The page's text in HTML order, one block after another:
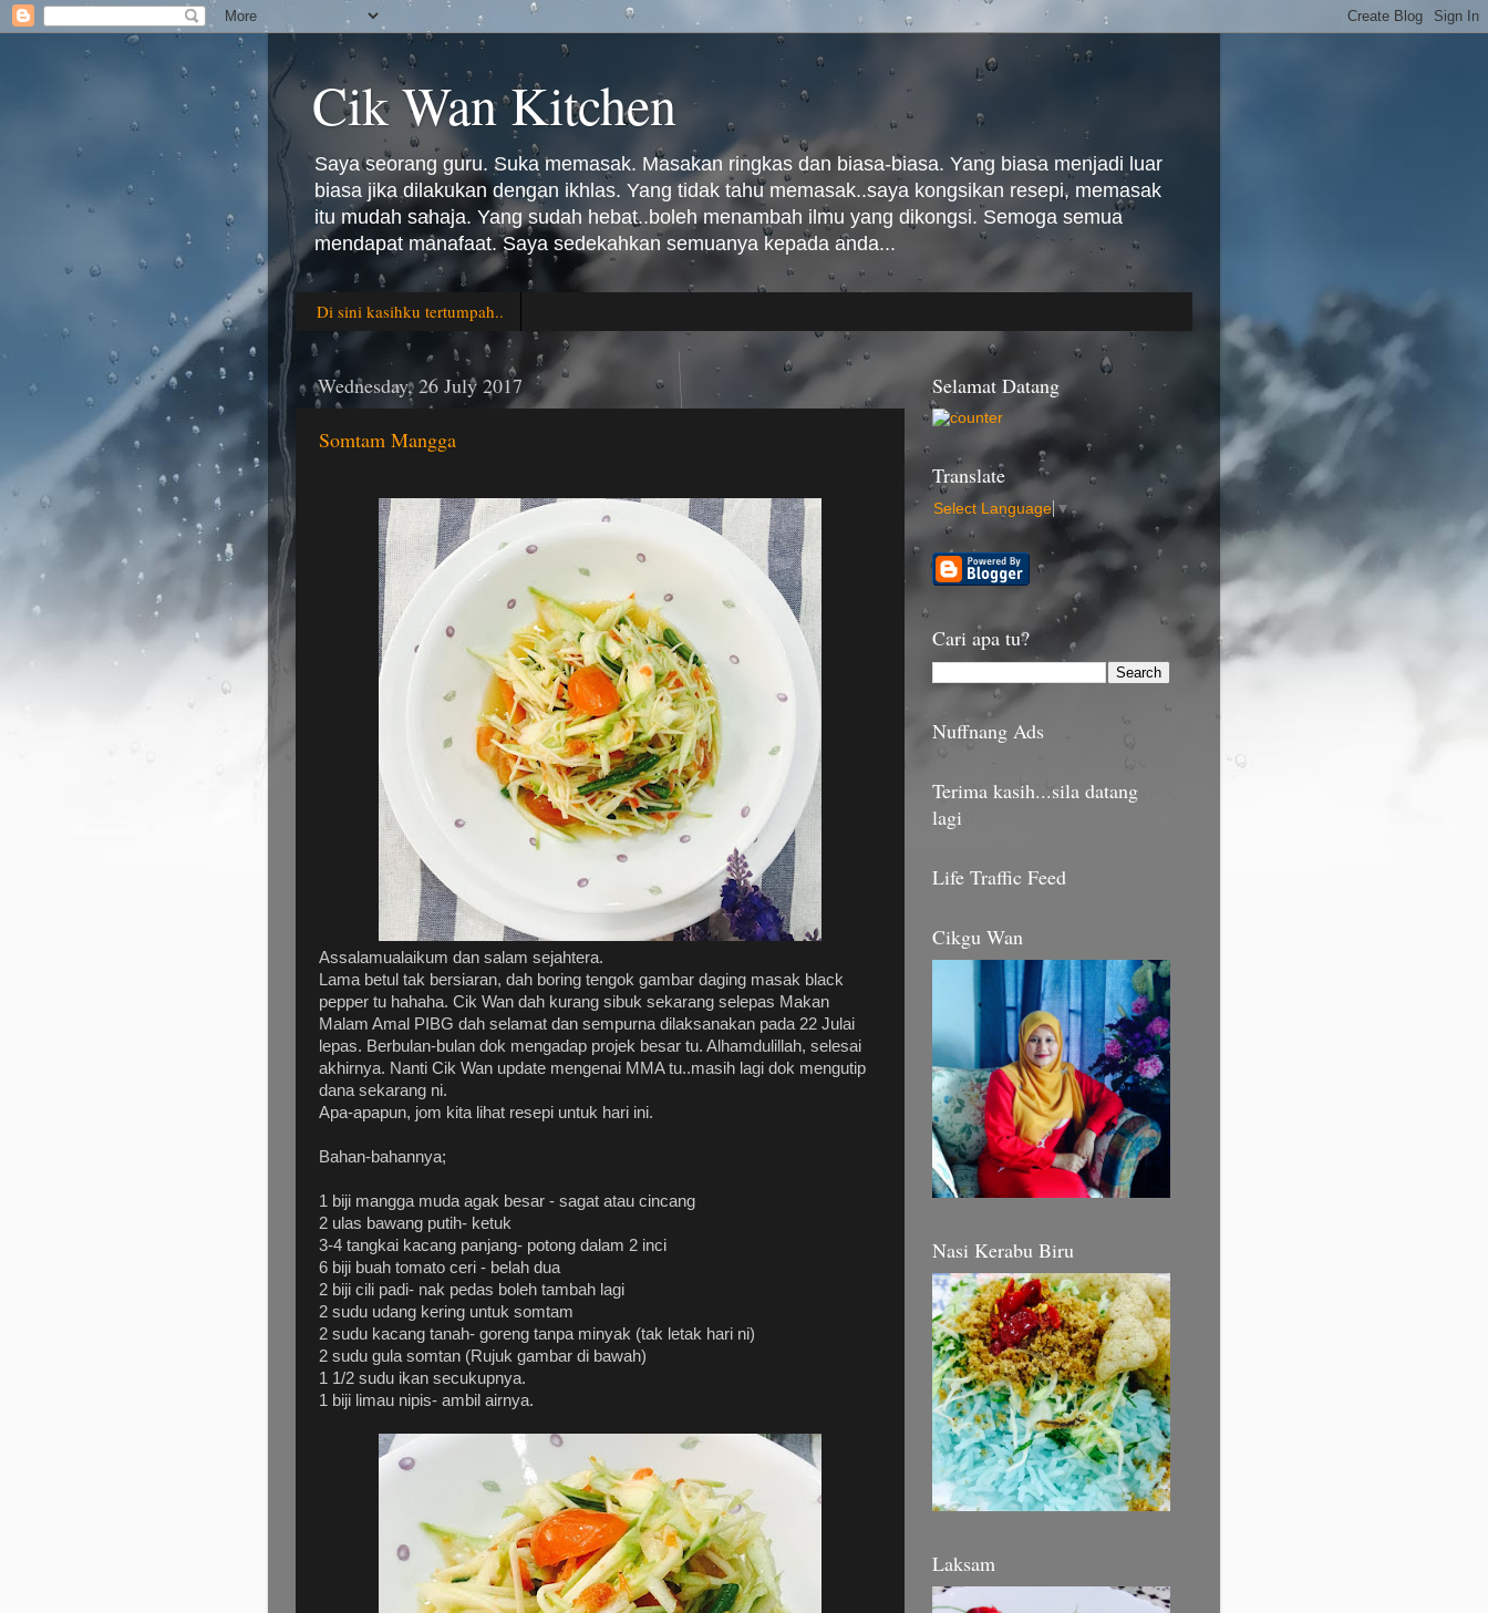
Cik Wan Kitchen
Saya seorang guru. Suka memasak. Masakan ringkas dan biasa-biasa. Yang biasa menjadi luar
biasa jika dilakukan dengan ikhlas. Yang tidak tahu memasak..saya kongsikan resepi, memasak
itu mudah sahaja. Yang sudah hebat..boleh menambah ilmu yang dikongsi. Semoga semua
mendapat manafaat. Saya sedekahkan semuanya kepada anda...
Di sini kasihku tertumpah..
Wednesday, 26 July 2017
Somtam Mangga
Assalamualaikum dan salam sejahtera.
Lama betul tak bersiaran, dah boring tengok gambar daging masak black
pepper tu hahaha. Cik Wan dah kurang sibuk sekarang selepas Makan
Malam Amal PIBG dah selamat dan sempurna dilaksanakan pada 22 Julai
lepas. Berbulan-bulan dok mengadap projek besar tu. Alhamdulillah, selesai
akhirnya. Nanti Cik Wan update mengenai MMA tu..masih lagi dok mengutip
dana sekarang ni.
Apa-apapun, jom kita lihat resepi untuk hari ini.
Bahan-bahannya;
1 biji mangga muda agak besar - sagat atau cincang
2 ulas bawang putih- ketuk
3-4 tangkai kacang panjang- potong dalam 2 inci
6 biji buah tomato ceri - belah dua
2 biji cili padi- nak pedas boleh tambah lagi
2 sudu udang kering untuk somtam
2 sudu kacang tanah- goreng tanpa minyak (tak letak hari ni)
2 sudu gula somtan (Rujuk gambar di bawah)
1 1/2 sudu ikan secukupnya.
1 biji limau nipis- ambil airnya.
Selamat Datang
Translate
Select Language ▼
Cari apa tu?
Nuffnang Ads
Terima kasih...sila datang
lagi
Life Traffic Feed
Cikgu Wan
Nasi Kerabu Biru
Laksam